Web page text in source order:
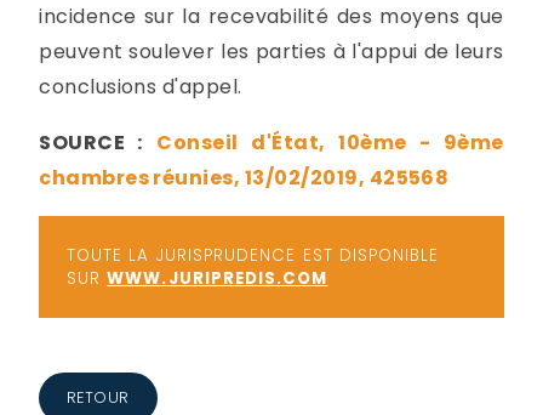
incidence sur la recevabilité des moyens que
peuvent soulever les parties à l'appui de leurs
conclusions d'appel.
SOURCE : Conseil d'État, 10ème - 9ème
chambres réunies, 13/02/2019, 425568
TOUTE LA JURISPRUDENCE EST DISPONIBLE
SURWWW.JURIPREDIS.COM
RETOUR